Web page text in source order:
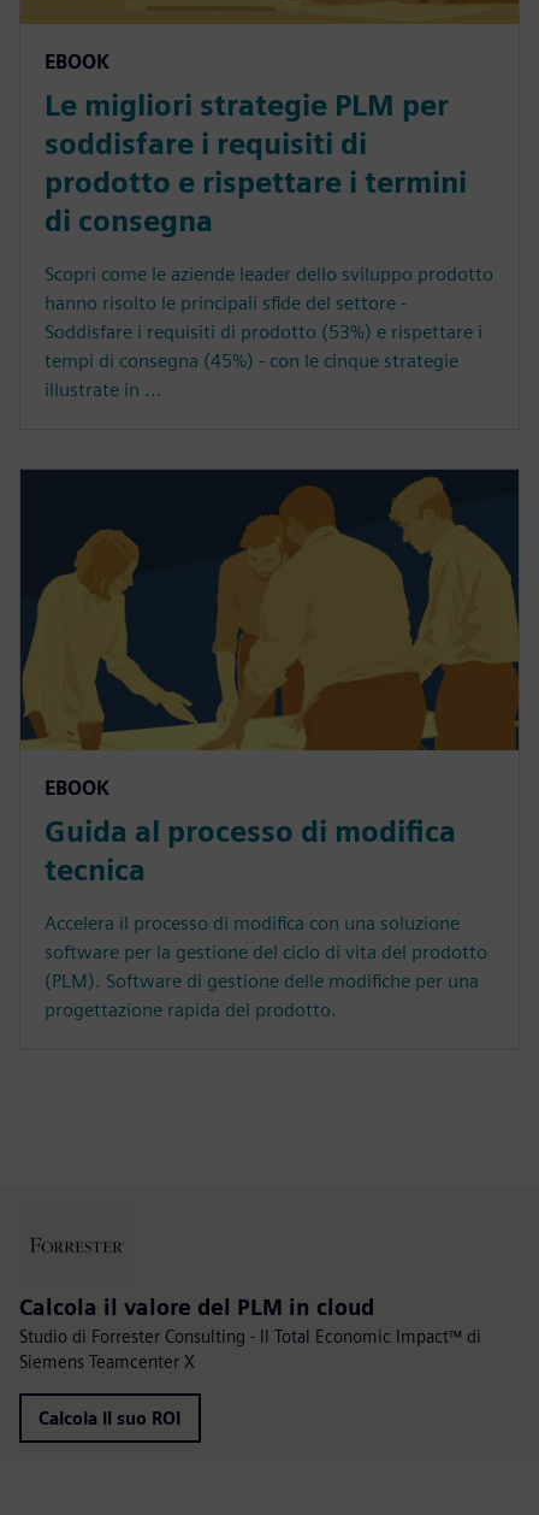
EBOOK
Le migliori strategie PLM per
soddisfare i requisiti di
prodotto e rispettare i termini
di consegna
Scopri come le aziende leader dello sviluppo prodotto
hanno risolto le principali sfide del settore -
Soddisfare i requisiti di prodotto (53%) e rispettare i
tempi di consegna (45%) - con le cinque strategie
illustrate in ...
EBOOK
Guida al processo di modifica
tecnica
Accelera il processo di modifica con una soluzione
software per la gestione del ciclo di vita del prodotto
(PLM). Software di gestione delle modifiche per una
progettazione rapida del prodotto.
Calcola il valore del PLM in cloud
Studio di Forrester Consulting - Il Total Economic Impact™ di
Siemens Teamcenter X
Calcola il suo ROI